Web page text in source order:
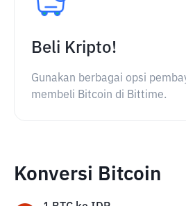
Beli Kripto!
Gunakan berbagai opsi
membeli Bitcoin di Bittime.
Konversi Bitcoin